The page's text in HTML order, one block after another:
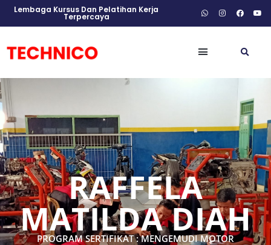
Lembaga Kursus Dan Pelatihan Kerja
Terpercaya
RAFFELA
MATILDA DIAH
PROGRAM SERTIFIKAT : MENGEMUDI MOTOR